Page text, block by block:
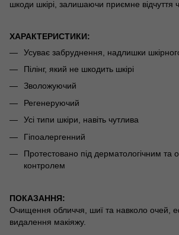
шкоди шкірі, залишаючи приємне відчуття
ХАРАКТЕРИСТИКИ:
Усуває забруднення, надлишки
Пілінг, який не шкодить шкірі
Зволожуючий
Регенеруючий
Усі типи шкіри, навіть чутлива
Гіпоалергенний
Протестовано під дерматологічним та
контролем
ПОКАЗАННЯ:
Очищення обличчя, шиї та навколо очей,
видалення макіяжу.